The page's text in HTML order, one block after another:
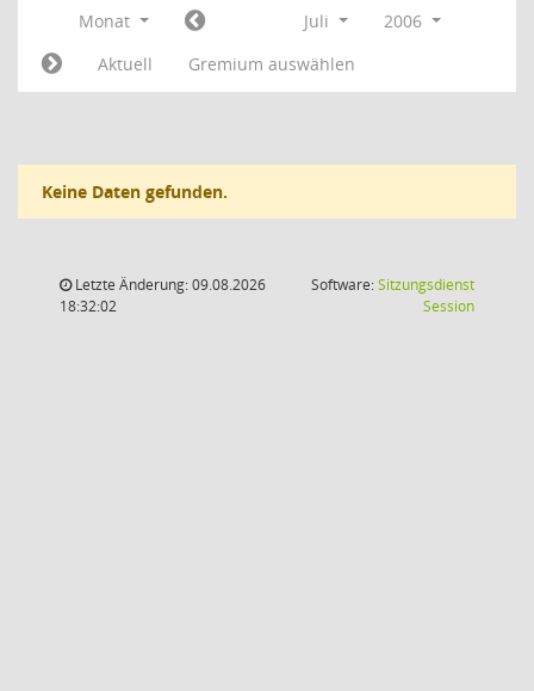
Monat Juli
2006
Aktuell
Gremium auswählen
Keine Daten gefunden.
Letzte Änderung: 09.08.2026
18:32:02
Software:Sitzungsdienst
Session(Wird in